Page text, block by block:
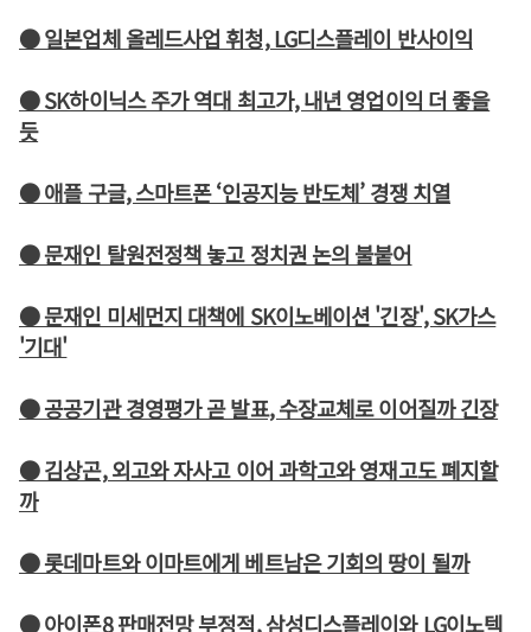
● 일본업체 올레드사업 휘청, LG디스플레이 반사이익
● SK하이닉스 주가 역대 최고가, 내년 영업이익 더 좋을
듯
● 애플 구글, 스마트폰 ‘인공지능 반도체’ 경쟁 치열
● 문재인 탈원전정책 놓고 정치권 논의 불붙어
● 문재인 미세먼지 대책에 SK이노베이션 '긴장', SK가스
'기대'
● 공공기관 경영평가 곧 발표, 수장교체로 이어질까 긴장
● 김상곤, 외고와 자사고 이어 과학고와 영재고도 폐지할
까
● 롯데마트와 이마트에게 베트남은 기회의 땅이 될까
● 아이폰8 판매전망 부정적, 삼성디스플레이와 LG이노텍